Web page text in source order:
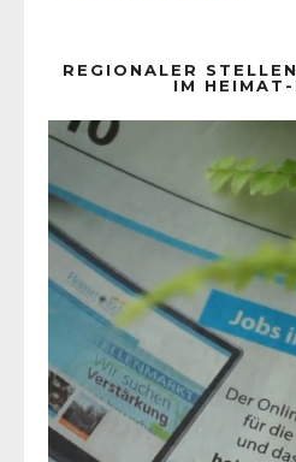
REGIONALER
IM HEIMAT-